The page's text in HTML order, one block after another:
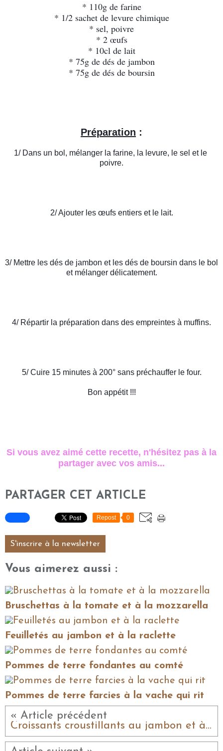
* 110g de farine
* 1/2 sachet de levure chimique
* sel, poivre
* 2 œufs
* 10cl de lait
* 75g de dés de jambon
* 75g de dés de boursin
Préparation :
1/ Dans un bol, mélanger la farine, la levure, le sel et le
poivre.
2/ Ajouter les œufs entiers et le lait.
3/ Mettre les dés de jambon et les dés de boursin dans le bol
et mélanger délicatement.
4/ Répartir la préparation dans des empreintes à muffins.
5/ Cuire 15 minutes à 200° sans préchauffer le four.
Bon appétit !!!
Si vous avez aimé cette recette, n'hésitez pas à la
partager avec vos amis...
PARTAGER CET ARTICLE
Repost 0
S'inscrire à la newsletter
Vous aimerez aussi :
Bruschettas à la tomate et à la mozzarella
Feuilletés au jambon et à la raclette
Pommes de terre fondantes au comté
Pommes de terre farcies à la vache qui rit
« Article précédent
Croissants croustillants au jambon et à la vache qui rit